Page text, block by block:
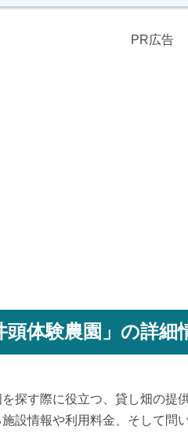
PR広告
頭体験農園」の詳細
探す際に役立つ、貸し畑の提
設情報や利用料金、そして問